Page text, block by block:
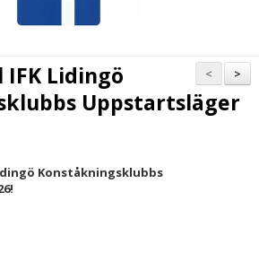
>
<
Lidingö
Uppstartsläger
Konståkningsklubbs